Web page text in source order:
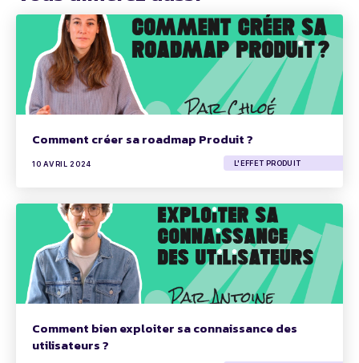
Comment créer sa roadmap Produit ?
10 AVRIL 2024 L'EFFET PRODUIT
Comment bien exploiter sa connaissance des
utilisateurs ?